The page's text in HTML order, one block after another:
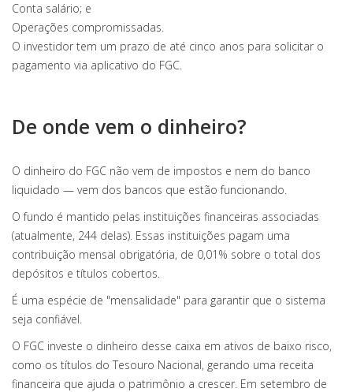
Conta salário; e
Operações compromissadas.
O investidor tem um prazo de até cinco anos para solicitar o
pagamento via aplicativo do FGC.
De onde vem o dinheiro?
O dinheiro do FGC não vem de impostos e nem do banco
liquidado — vem dos bancos que estão funcionando.
O fundo é mantido pelas instituições financeiras associadas
(atualmente, 244 delas). Essas instituições pagam uma
contribuição mensal obrigatória, de 0,01% sobre o total dos
depósitos e títulos cobertos.
É uma espécie de "mensalidade" para garantir que o sistema
seja confiável.
O FGC investe o dinheiro desse caixa em ativos de baixo risco,
como os títulos do Tesouro Nacional, gerando uma receita
financeira que ajuda o patrimônio a crescer. Em setembro de